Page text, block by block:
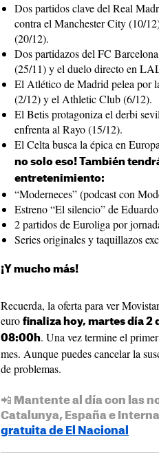
Dos partidos clave del Real
contra el Manchester City (10/
(20/12).
Dos partidazos del FC
(25/11) y el duelo directo en
El Atlético de Madrid pelea por
(2/12) y el Athletic Club (6/12).
El Betis protagoniza el derbi
enfrenta al Rayo (15/12).
El Celta busca la épica en
no solo eso! También
entretenimiento:
“Moderneces” (podcast con
Estreno “El silencio” de
2 partidos de Euroliga por
Series originales y taquillazos
¡Y mucho más!
Recuerda, la oferta para ver
euro finaliza hoy, martes día 2
08:00h. Una vez termine el
mes. Aunque puedes cancelar la
de problemas.
📲 Mantente al día con las
Catalunya, España e
gratuita de El Nacional